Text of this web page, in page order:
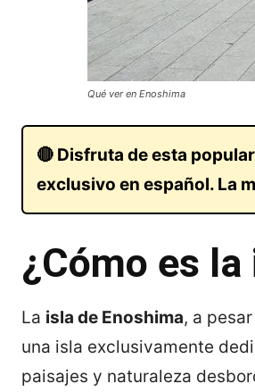
Qué ver en Enoshima
🔴 Disfruta de esta
exclusivo en español. La
¿Cómo es
La isla de Enoshima, a
una isla exclusivamente
paisajes y naturaleza